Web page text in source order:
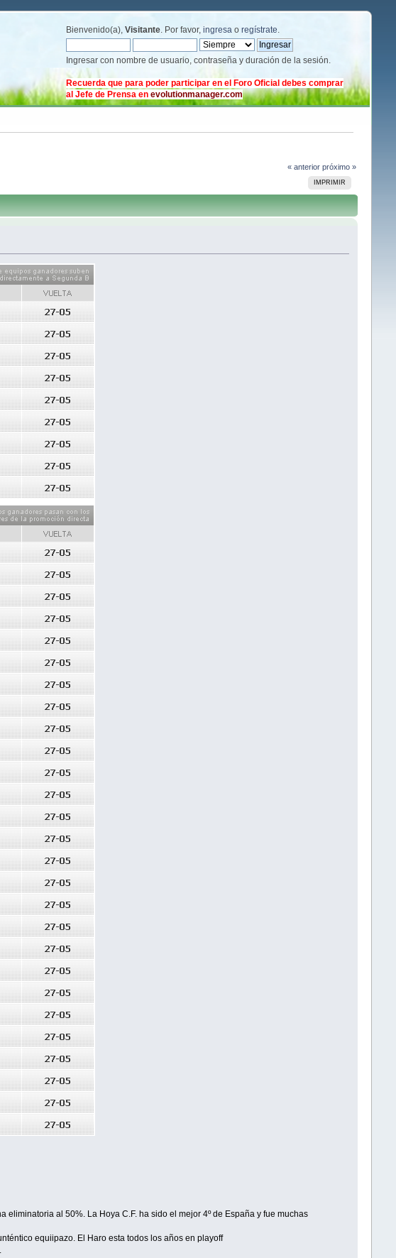
Bienvenido(a),Visitante. Por favor,ingresa oregístrate.
Ingresar con nombre de usuario, contraseña y duración de la sesión.
Recuerda que para poder participar en el Foro Oficial debes comprar
al Jefe de Prensa enevolutionmanager.com
« anterior próximo »
IMPRIMIR
al 50%. La Hoya C.F. ha sido el mejor 4º de España y fue muchas
equiipazo. El Haro esta todos los años en playoff